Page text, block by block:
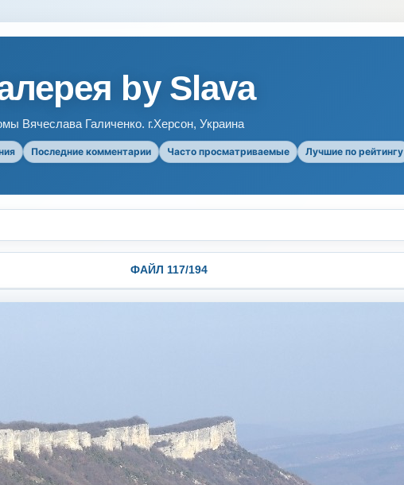
by Slava
Вячеслава Галиченко. г.Херсон, Украина
Последние комментарии Часто просматриваемые Лучшие по рейтингу
ФАЙЛ 117/194